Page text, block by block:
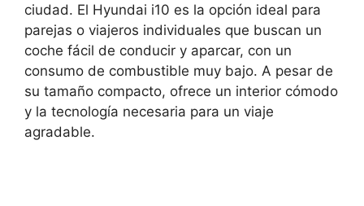
ciudad. El Hyundai i10 es la opción ideal para
parejas o viajeros individuales que buscan un
coche fácil de conducir y aparcar, con un
consumo de combustible muy bajo. A pesar de
su tamaño compacto, ofrece un interior cómodo
y la tecnología necesaria para un viaje
agradable.